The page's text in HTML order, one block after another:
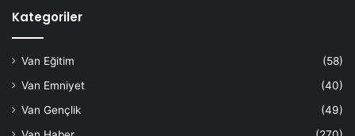
Kategoriler
Van Eğitim
(58)
Van Emniyet
(40)
Van Gençlik
(49)